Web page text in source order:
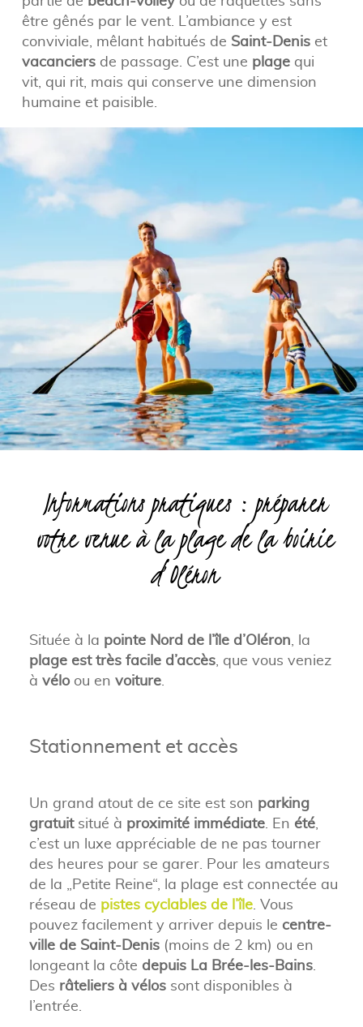
être gênés par le vent. L’ambiance y est
conviviale, mêlant habitués de Saint-Deniset
vacanciersde passage. C’est une plagequi
vit, qui rit, mais qui conserve une dimension
humaine et paisible.
Informations pratiques : préparer
votre venue à la plage de la boirie
d’Oléron
Située à la pointe Nord de l’île d’Oléron, la
plage est très facile d’accès, que vous veniez
à véloou en voiture.
Stationnement et accès
Un grand atout de ce site est son parking
gratuitsitué à proximité immédiate. En été,
c’est un luxe appréciable de ne pas tourner
des heures pour se garer. Pour les amateurs
de la „Petite Reine“, la plage est connectée au
réseau de pistes cyclables de l’île. Vous
pouvez facilement y arriver depuis le centre-
ville de Saint-Denis(moins de 2 km) ou en
longeant la côte depuis La Brée-les-Bains.
Des râteliers à vélossont disponibles à
l’entrée.